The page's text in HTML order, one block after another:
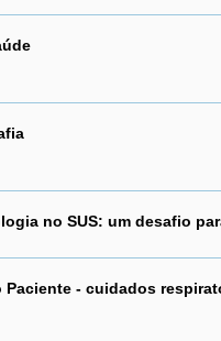
no SUS: um desafio
- cuidados